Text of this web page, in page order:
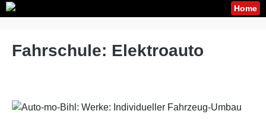
Home
Fahrschule: Elek­t­ro­au­to